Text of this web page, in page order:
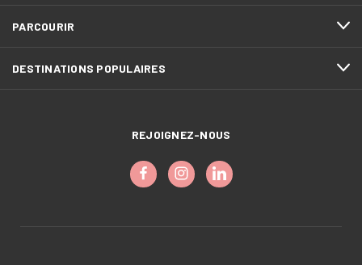
PARCOURIR
DESTINATIONS POPULAIRES
REJOIGNEZ-NOUS